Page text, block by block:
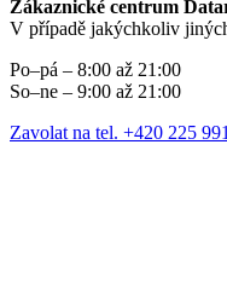
Zákaznické centrum
V případě jakýchkoliv
Po–pá – 8:00 až 21:00
So–ne – 9:00 až 21:00
Zavolat na tel. +420 225